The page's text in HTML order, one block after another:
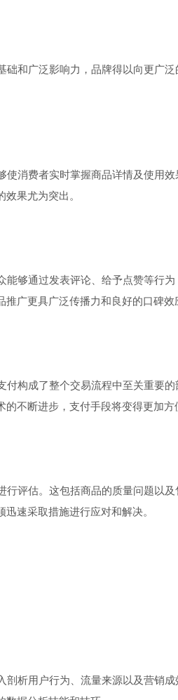
和广泛影响力，品牌得以向更广
消费者实时掌握商品详情及使用
果尤为突出。
够通过发表评论、给予点赞等行
广更具广泛传播力和良好的口碑效
构成了整个交易流程中至关重要
不断进步，支付手段将变得更加方
评估。这包括商品的质量问题以
速采取措施进行应对和解决。
析用户行为、流量来源以及营销